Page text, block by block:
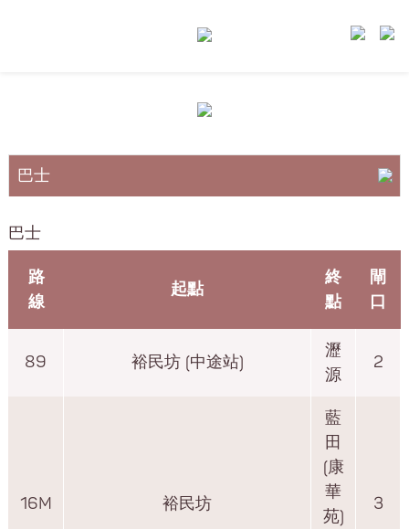
巴士
巴士
路
線
起點
終
點
閘
口
89 裕民坊 (中途站)
瀝
源
2
16M 裕民坊
藍
田
(康
華
苑)
3